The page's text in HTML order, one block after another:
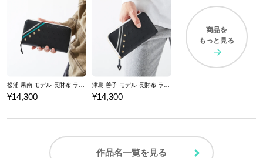
¥14,300 ¥14,300
商品を
もっと見る
作品名一覧を見る